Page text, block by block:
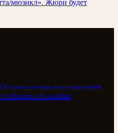
мюзикл». Жюри будет
Оставить отзыв или пожелание
Сообщить об ошибке